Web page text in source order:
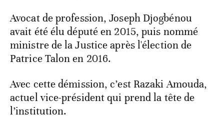
Avocat de profession, Joseph Djogbénou
avait été élu député en 2015, puis nommé
ministre de la Justice après l'élection de
Patrice Talon en 2016.
Avec cette démission, c’est Razaki Amouda,
actuel vice-président qui prend la tête de
l’institution.